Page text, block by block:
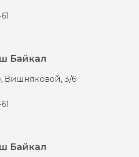
Байкал
Вишняковой, 3/6
Байкал